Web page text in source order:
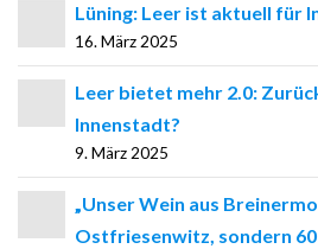
Lüning: Leer ist aktuell für
16. März 2025
Leer bietet mehr 2.0:
Innenstadt?
9. März 2025
„Unser Wein aus
Ostfriesenwitz, sondern